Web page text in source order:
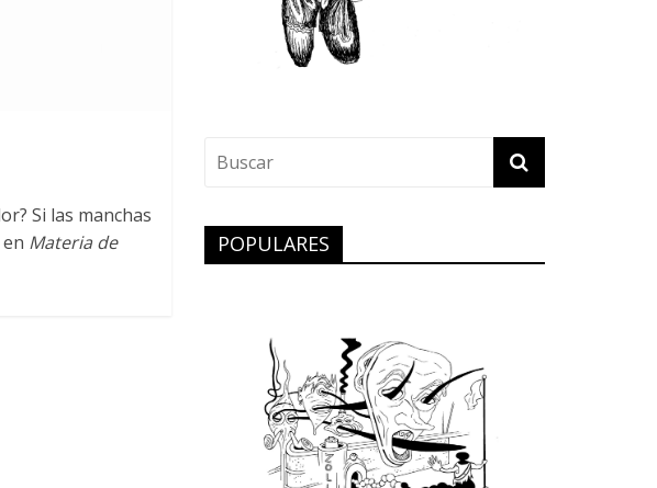
Si las manchas
Materia de
POPULARES